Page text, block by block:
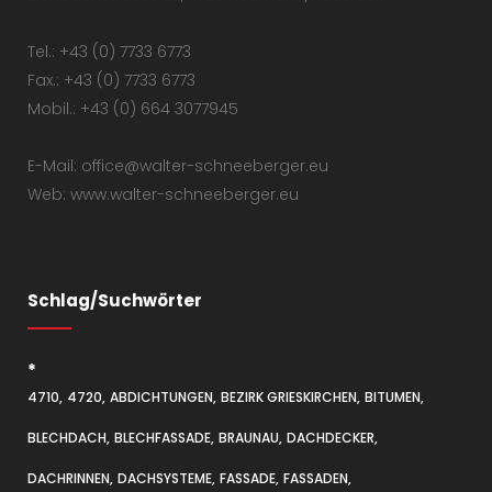
Tel.: +43 (0) 7733 6773
Fax.: +43 (0) 7733 6773
Mobil.: +43 (0) 664 3077945
E-Mail: office@walter-schneeberger.eu
Web: www.walter-schneeberger.eu
Schlag/Suchwörter
*
4710 4720 ABDICHTUNGEN BEZIRK GRIESKIRCHEN BITUMEN
BLECHDACH BLECHFASSADE BRAUNAU DACHDECKER
DACHRINNEN DACHSYSTEME FASSADE FASSADEN